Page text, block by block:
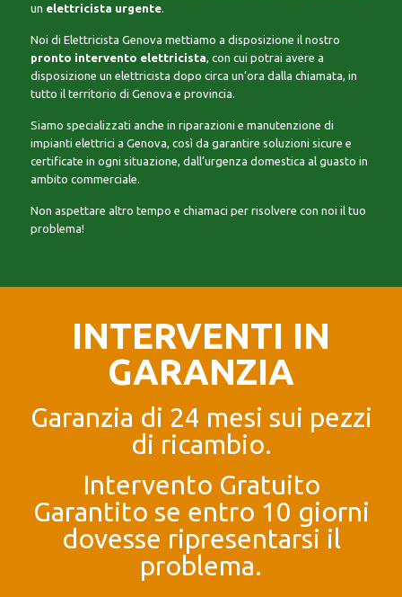
un elettricista urgente.
Noi di Elettricista Genova mettiamo a disposizione il nostro
pronto intervento elettricista, con cui potrai avere a
disposizione un elettricista dopo circa un’ora dalla chiamata, in
tutto il territorio di Genova e provincia.
Siamo specializzati anche in riparazioni e manutenzione di
impianti elettrici a Genova, così da garantire soluzioni sicure e
certificate in ogni situazione, dall’urgenza domestica al guasto in
ambito commerciale.
Non aspettare altro tempo e chiamaci per risolvere con noi il tuo
problema!
INTERVENTI IN
GARANZIA
Garanzia di 24 mesi sui pezzi
di ricambio.
Intervento Gratuito
Garantito se entro 10 giorni
dovesse ripresentarsi il
problema.